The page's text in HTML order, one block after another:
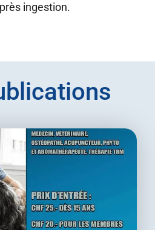
ingestion.